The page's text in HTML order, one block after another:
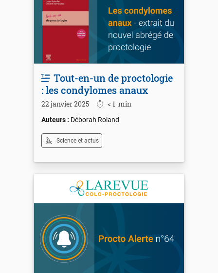
Tout-en-un de proctologie
: les condylomes anaux
22 janvier 2025 < 1 min
Déborah Roland
Science et actus